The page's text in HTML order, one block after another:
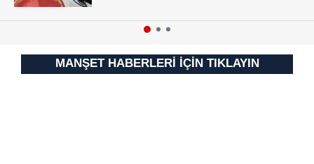
MANŞET HABERLERİ İÇİN TIKLAYIN